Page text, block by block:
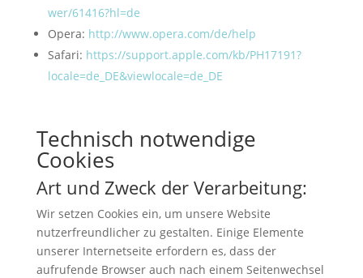
wer/61416?hl=de
Opera: http://www.opera.com/de/help
Safari: https://support.apple.com/kb/PH17191?
locale=de_DE&viewlocale=de_DE
Technisch notwendige
Cookies
Art und Zweck der Verarbeitung:
Wir setzen Cookies ein, um unsere Website
nutzerfreundlicher zu gestalten. Einige Elemente
unserer Internetseite erfordern es, dass der
aufrufende Browser auch nach einem Seitenwechsel